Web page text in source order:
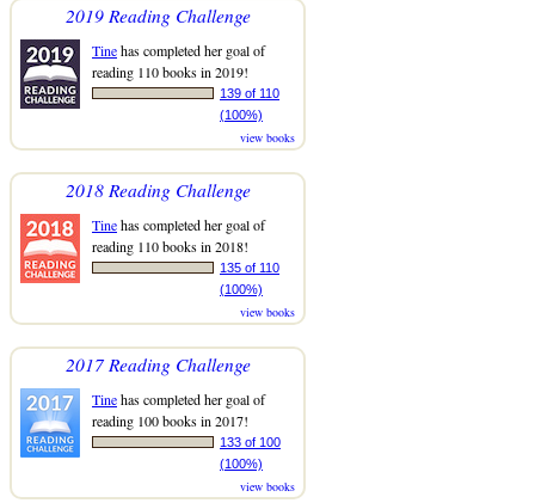
2019 Reading Challenge
Tinehas completed her goal of
reading 110 books in 2019!
139 of 110
(100%)
view books
2018 Reading Challenge
Tinehas completed her goal of
reading 110 books in 2018!
135 of 110
(100%)
view books
2017 Reading Challenge
Tinehas completed her goal of
reading 100 books in 2017!
133 of 100
(100%)
view books